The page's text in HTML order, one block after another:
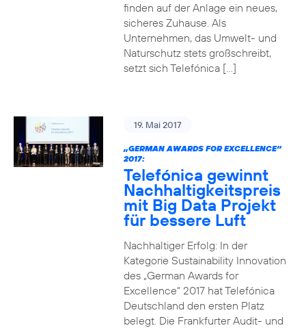
finden auf der Anlage ein neues,
sicheres Zuhause. Als
Unternehmen, das Umwelt- und
Naturschutz stets großschreibt,
setzt sich Telefónica […]
19. Mai 2017
„GERMAN AWARDS FOR EXCELLENCE“
2017:
Telefónica gewinnt
Nachhaltigkeitspreis
mit Big Data Projekt
für bessere Luft
Nachhaltiger Erfolg: In der
Kategorie Sustainability Innovation
des „German Awards for
Excellence“ 2017 hat Telefónica
Deutschland den ersten Platz
belegt. Die Frankfurter Audit- und